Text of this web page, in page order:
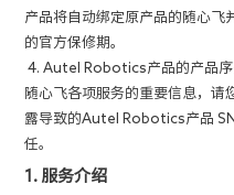
产品将自动绑定原产品的随心飞
的官方保修期。
4. Autel Robotics产品的产品序
随心飞各项服务的重要信息，请
露导致的Autel Robotics产品
任。
1. 服务介绍